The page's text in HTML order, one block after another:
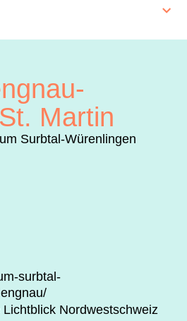
Martin
Surbtal-Würenlingen
surbtal-
Nordwestschweiz